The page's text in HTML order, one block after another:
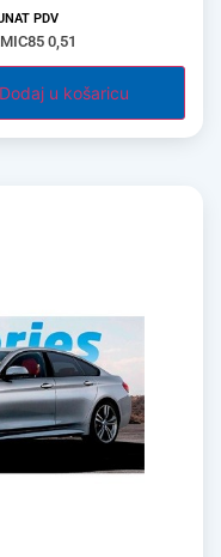
PDV
0,51
Dodaj u košaricu